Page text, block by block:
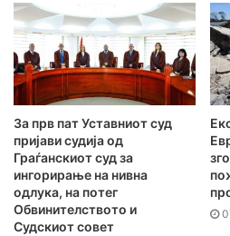
За прв пат Уставниот суд
пријави судија од
Граѓанскиот суд за
ингорирање на нивна
одлука, на потег
Обвинителството и
Судскиот совет